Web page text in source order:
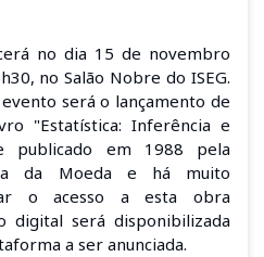
no dia 15 de novembro
no Salão Nobre do ISEG.
será o lançamento de
"Estatística: Inferência e
publicado em 1988 pela
da Moeda e há muito
o acesso a esta obra
digital será disponibilizada
a ser anunciada.